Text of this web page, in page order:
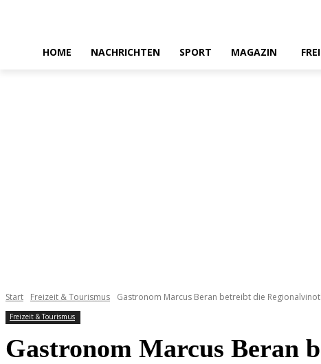
HOME NACHRICHTEN SPORT MAGAZIN
Start Freizeit & Tourismus Gastronom Marcus Beran betreibt die
Freizeit & Tourismus
Gastronom Marcus Beran